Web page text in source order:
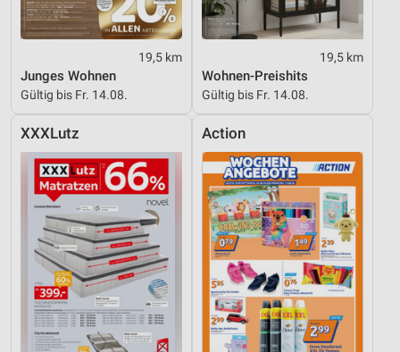
19,5 km
Junges Wohnen
Gültig bis Fr. 14.08.
19,5 km
Wohnen-Preishits
Gültig bis Fr. 14.08.
XXXLutz Action